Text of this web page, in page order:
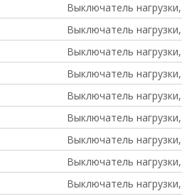
Выключатель
Выключатель
Выключатель
Выключатель
Выключатель
Выключатель
Выключатель
Выключатель
Выключатель